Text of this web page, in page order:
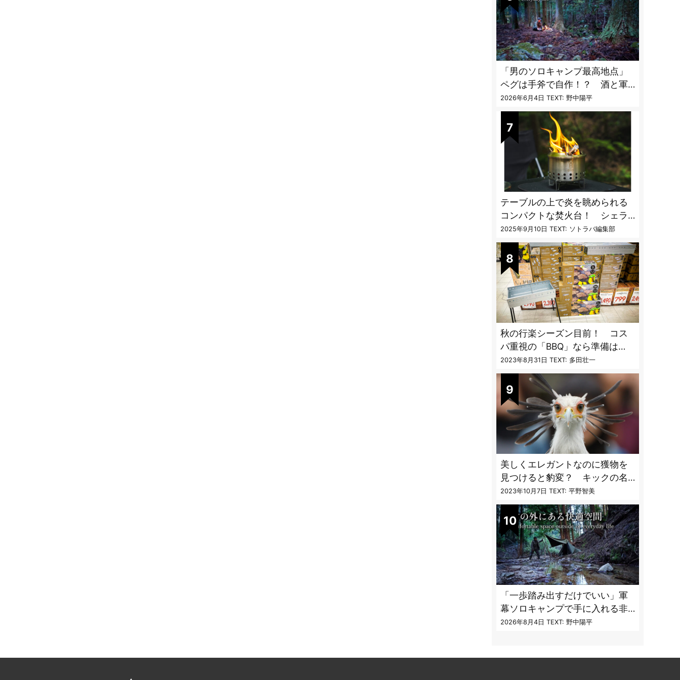
「男のソロキャンプ最高地点」
ペグは手斧で自作！？ 酒と軍
幕テントとラムチョップ
2026年6月4日 TEXT: 野中陽平
テーブルの上で炎を眺められる
コンパクトな焚火台！ シェラ
カップと重ねて持ち運べる超コ
ンパクト収納
2025年9月10日 TEXT: ソトラバ編集部
秋の行楽シーズン目前！ コス
パ重視の「BBQ」なら準備は
「トライアル」一択だった
2023年8月31日 TEXT: 多田壮一
美しくエレガントなのに獲物を
見つけると豹変？ キックの名
手「ヘビクイワシ」【へんない
きもの・鳥編 vol.03】
2023年10月7日 TEXT: 平野智美
「一歩踏み出すだけでいい」軍
幕ソロキャンプで手に入れる非
日常のコンフォートゾーンと癒
2026年8月4日 TEXT: 野中陽平